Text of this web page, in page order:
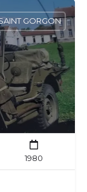
GORGON
1980